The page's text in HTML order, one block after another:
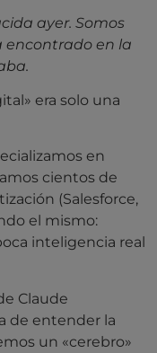
ayer. Somos
encontrado en la
era solo una
en
cientos de
(Salesforce,
el mismo:
inteligencia real
Claude
de entender la
un «cerebro»